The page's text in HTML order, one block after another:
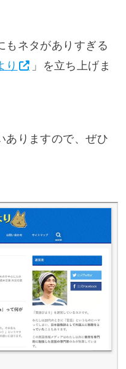
もネタがありすぎる
り
」を立ち上げま
ありますので、ぜひ